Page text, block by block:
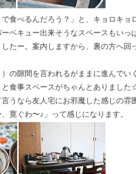
食べるんだろう？」と、キョロキョ
ベキュー出来そうなスペースもいっ
たー。案内しますから、裏の方へ回
の隙間を言われるがままに進んでい
と食事スペースがちゃんとありました
うなら友人宅にお邪魔した感じの雰
寛ぐわ〜♪」って感じになります。